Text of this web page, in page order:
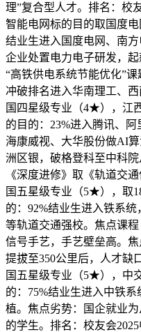
理”复合型人才。排名：校
智能电网标的目的取国度
结业生进入国度电网、南
企业处置电力电子研发，
“高铁供电系统节能优化”课
冲破排名进入华南理工、
国四星级专业（4★），江
的目的：23%进入腾讯、
海康威视、大华股份做AI
洲区银，破格登科至中科
《深度进修》取《轨道交
国五星级专业（5★），取
的：92%结业生进入铁系
等轨道交通强校。焦点课
信号手艺，手艺壁垒高。
提拔至350公里后，人才缺
国五星级专业（5★），中
的：75%结业生进入中铁
植。焦点劣势：国企就业
的学生。排名：校友会